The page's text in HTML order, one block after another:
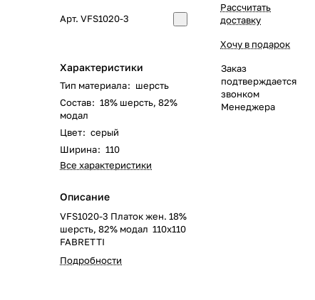
Арт. VFS1020-3
Характеристики
Тип материала: шерсть
Состав: 18% шерсть, 82%
модал
Цвет: серый
Ширина: 110
Все характеристики
Описание
VFS1020-3 Платок жен. 18%
шерсть, 82% модал 110x110
FABRETTI
Подробности
Рассчитать
доставку
Хочу в подарок
Заказ
подтверждается
звонком
Менеджера